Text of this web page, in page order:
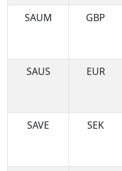
SAUM
GBP
SAUS
EUR
SAVE
SEK